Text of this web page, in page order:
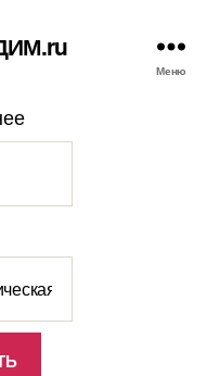
Меню